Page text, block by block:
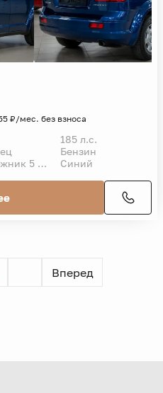
₽/мес. без взноса
185 л.с.
Бензин
Внедорожник 5 дв. Синий
Вперед